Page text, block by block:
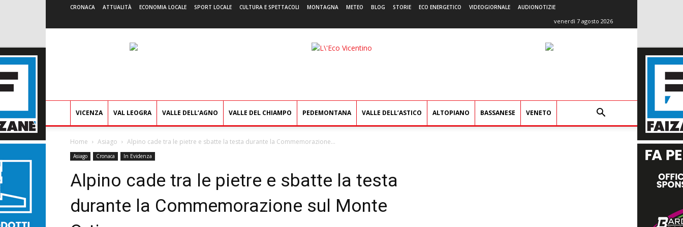
CRONACA ATTUALITÀ ECONOMIA LOCALE SPORT LOCALE CULTURA E SPETTACOLI MONTAGNA METEO BLOG STORIE ECO ENERGETICO VIDEOGIORNALE AUDIONOTIZIE
venerdì 7 agosto 2026
L'Eco
VICENZA VAL LEOGRA VALLE DELL’AGNO VALLE DEL CHIAMPO PEDEMONTANA VALLE DELL’ASTICO ALTOPIANO BASSANESE VENETO
Home Asiago Alpino cade tra le pietre e sbatte la testa durante la Commemorazione...
Asiago Cronaca In Evidenza
Alpino cade tra le pietre e sbatte la testa
durante la Commemorazione sul Monte